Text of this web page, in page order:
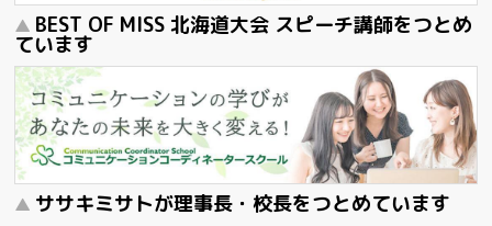
BEST OF MISS 北海道大会 スピーチ講師をつとめ
ています
ササキミサトが理事長・校長をつとめています